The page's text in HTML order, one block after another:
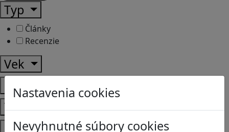
Nastavenia cookies
Nevyhnutné súbory cookies
Typ
Články
Recenzie
Vek
Predmety
Témy
Platformy